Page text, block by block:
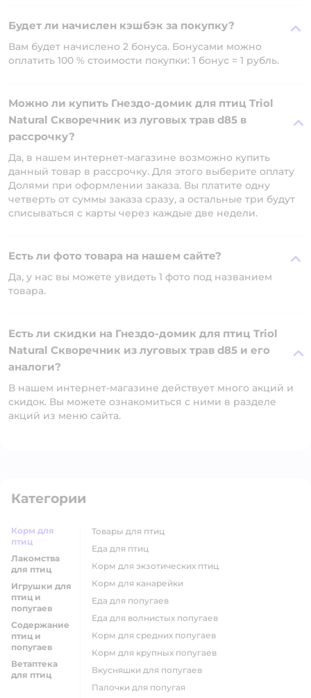
Будет ли начислен кэшбэк за покупку?
Вам будет начислено 2 бонуса. Бонусами можно
оплатить 100 % стоимости покупки: 1 бонус = 1 рубль.
Можно ли купить Гнездо-домик для птиц Triol
Natural Скворечник из луговых трав d85 в
рассрочку?
Да, в нашем интернет-магазине возможно купить
данный товар в рассрочку. Для этого выберите оплату
Долями при оформлении заказа. Вы платите одну
четверть от суммы заказа сразу, а остальные три будут
списываться с карты через каждые две недели.
Есть ли фото товара на нашем сайте?
Да, у нас вы можете увидеть 1 фото под названием
товара.
Есть ли скидки на Гнездо-домик для птиц Triol
Natural Скворечник из луговых трав d85 и его
аналоги?
В нашем интернет-магазине действует много акций и
скидок. Вы можете ознакомиться с ними в разделе
акций из меню сайта.
Категории
Корм для
птиц
Лакомства
для птиц
Игрушки для
птиц и
попугаев
Содержание
птиц и
попугаев
Ветаптека
для птиц
товары для птиц
еда для птиц
корм для экзотических птиц
корм для канарейки
еда для попугаев
еда для волнистых попугаев
корм для средних попугаев
корм для крупных попугаев
вкусняшки для попугаев
палочки для попугая